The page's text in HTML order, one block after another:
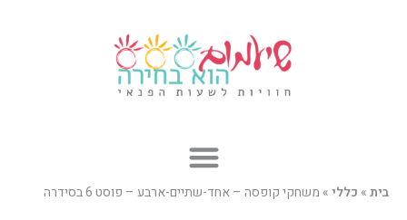
בית» כללי» משחקי קופסה – אחד-שתיים-ארבע – פוסט 6 בסידרה